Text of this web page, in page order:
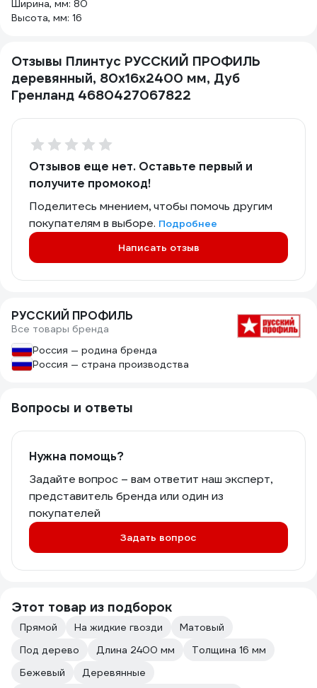
Ширина, мм: 80
Высота, мм: 16
Отзывы Плинтус РУССКИЙ ПРОФИЛЬ
деревянный, 80х16х2400 мм, Дуб
Гренланд 4680427067822
Отзывов еще нет. Оставьте первый и
получите промокод!
Поделитесь мнением, чтобы помочь другим
покупателям в выборе. Подробнее
Написать отзыв
РУССКИЙ ПРОФИЛЬ
Все товары бренда
Россия — родина бренда
Россия — страна производства
Вопросы и ответы
Нужна помощь?
Задайте вопрос – вам ответит наш эксперт,
представитель бренда или один из
покупателей
Задать вопрос
Этот товар из подборок
Прямой На жидкие гвозди
Матовый
Под дерево
Длина 2400 мм
Толщина 16 мм
Бежевый
Деревянные